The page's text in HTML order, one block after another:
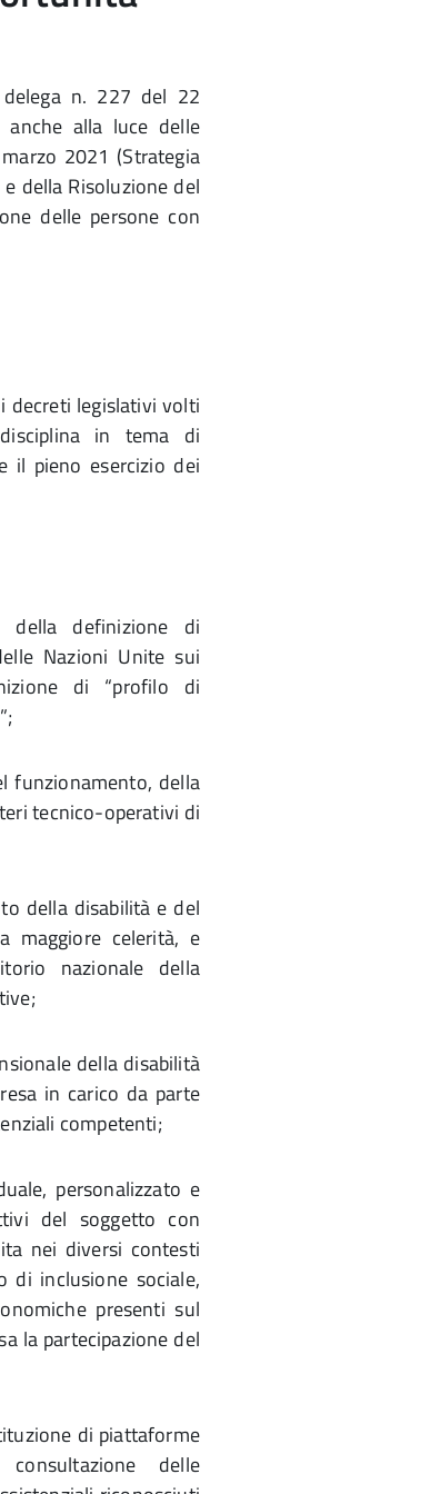
n. 227 del 22
alla luce delle
2021 (Strategia
della Risoluzione del
delle persone con
decreti legislativi volti
in tema di
il pieno esercizio dei
della definizione di
Nazioni Unite sui
di “profilo di
funzionamento, della
tecnico-operativi di
della disabilità e del
maggiore celerità, e
nazionale della
della disabilità
in carico da parte
competenti;
personalizzato e
del soggetto con
nei diversi contesti
di inclusione sociale,
presenti sul
la partecipazione del
di piattaforme
delle